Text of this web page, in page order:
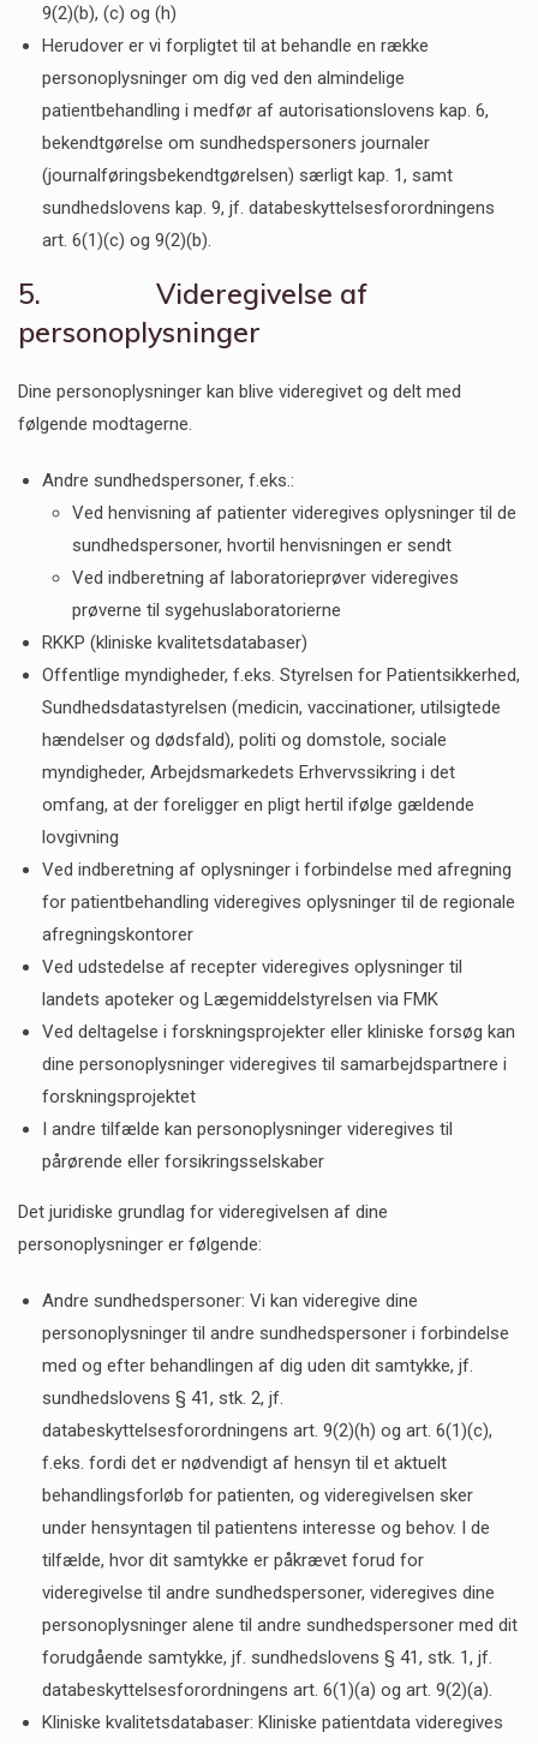
9(2)(b), (c) og (h)
Herudover er vi forpligtet til at behandle en række
personoplysninger om dig ved den almindelige
patientbehandling i medfør af autorisationslovens kap. 6,
bekendtgørelse om sundhedspersoners journaler
(journalføringsbekendtgørelsen) særligt kap. 1, samt
sundhedslovens kap. 9, jf. databeskyttelsesforordningens
art. 6(1)(c) og 9(2)(b).
5. Videregivelse af
personoplysninger
Dine personoplysninger kan blive videregivet og delt med
følgende modtagerne.
Andre sundhedspersoner, f.eks.:
Ved henvisning af patienter videregives oplysninger til de
sundhedspersoner, hvortil henvisningen er sendt
Ved indberetning af laboratorieprøver videregives
prøverne til sygehuslaboratorierne
RKKP (kliniske kvalitetsdatabaser)
Offentlige myndigheder, f.eks. Styrelsen for Patientsikkerhed,
Sundhedsdatastyrelsen (medicin, vaccinationer, utilsigtede
hændelser og dødsfald), politi og domstole, sociale
myndigheder, Arbejdsmarkedets Erhvervssikring i det
omfang, at der foreligger en pligt hertil ifølge gældende
lovgivning
Ved indberetning af oplysninger i forbindelse med afregning
for patientbehandling videregives oplysninger til de regionale
afregningskontorer
Ved udstedelse af recepter videregives oplysninger til
landets apoteker og Lægemiddelstyrelsen via FMK
Ved deltagelse i forskningsprojekter eller kliniske forsøg kan
dine personoplysninger videregives til samarbejdspartnere i
forskningsprojektet
I andre tilfælde kan personoplysninger videregives til
pårørende eller forsikringsselskaber
Det juridiske grundlag for videregivelsen af dine
personoplysninger er følgende:
Andre sundhedspersoner: Vi kan videregive dine
personoplysninger til andre sundhedspersoner i forbindelse
med og efter behandlingen af dig uden dit samtykke, jf.
sundhedslovens § 41, stk. 2, jf.
databeskyttelsesforordningens art. 9(2)(h) og art. 6(1)(c),
f.eks. fordi det er nødvendigt af hensyn til et aktuelt
behandlingsforløb for patienten, og videregivelsen sker
under hensyntagen til patientens interesse og behov. I de
tilfælde, hvor dit samtykke er påkrævet forud for
videregivelse til andre sundhedspersoner, videregives dine
personoplysninger alene til andre sundhedspersoner med dit
forudgående samtykke, jf. sundhedslovens § 41, stk. 1, jf.
databeskyttelsesforordningens art. 6(1)(a) og art. 9(2)(a).
Kliniske kvalitetsdatabaser: Kliniske patientdata videregives